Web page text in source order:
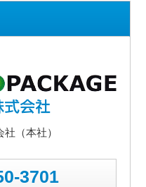
（本社）
3701